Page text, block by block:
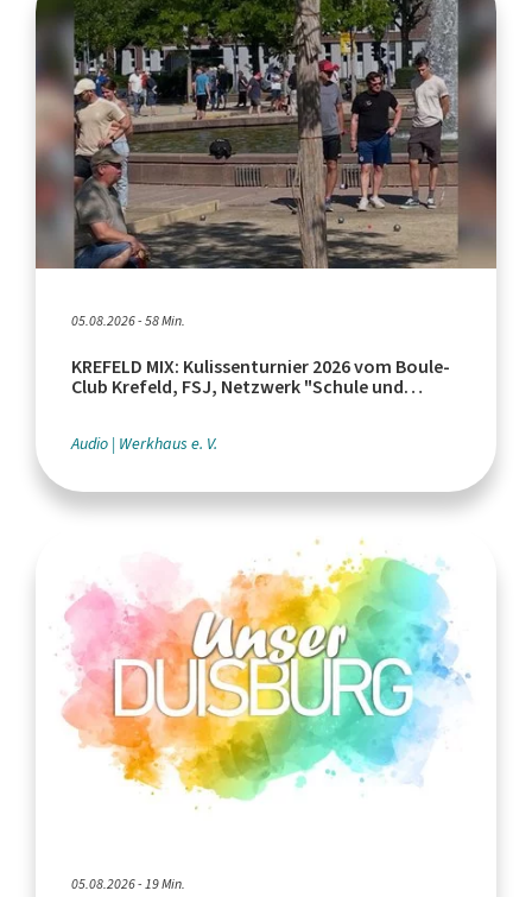
05.08.2026 - 58 Min.
KREFELD MIX: Kulissenturnier 2026 vom Boule-
Club Krefeld, FSJ, Netzwerk "Schule und
Audio Werkhaus e. V.
05.08.2026 - 19 Min.